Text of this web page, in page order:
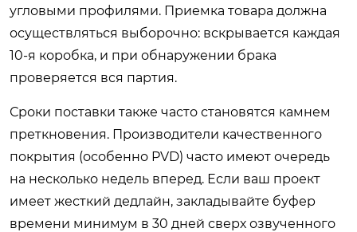
угловыми профилями. Приемка товара должна
осуществляться выборочно: вскрывается каждая
10-я коробка, и при обнаружении брака
проверяется вся партия.
Сроки поставки также часто становятся камнем
преткновения. Производители качественного
покрытия (особенно PVD) часто имеют очередь
на несколько недель вперед. Если ваш проект
имеет жесткий дедлайн, закладывайте буфер
времени минимум в 30 дней сверх озвученного